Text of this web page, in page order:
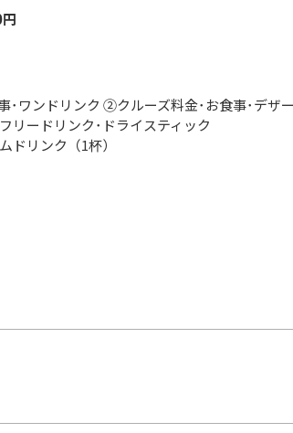
ワンドリンク ②クルーズ料金･お食事･デザ
リードリンク･ドライスティック
リンク（1杯）